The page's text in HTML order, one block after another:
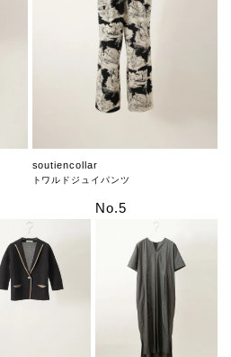
soutiencollar
トワルドジュイパンツ
No.5